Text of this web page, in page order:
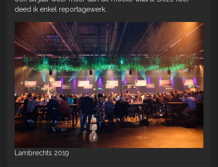
deed ik enkel reportagewerk.
Lambrechts 2019